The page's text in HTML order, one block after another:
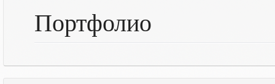
Портфолио